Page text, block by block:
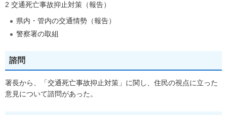
2 交通死亡事故抑止対策（報告）
県内・管内の交通情勢（報告）
警察署の取組
諮問
署長から、「交通死亡事故抑止対策」に関し、住民の視点に立った
意見について諮問があった。